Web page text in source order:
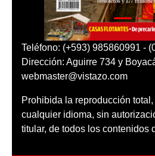
Teléfono: (+593) 985860991 -
Dirección: Aguirre 734 y
webmaster@vistazo.com
Prohibida la reproducción
cualquier idioma, sin
titular, de todos los contenidos